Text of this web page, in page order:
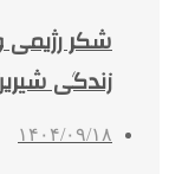
شکر رژیمی
زندگی
۱۴۰۴/۰۹/۱۸